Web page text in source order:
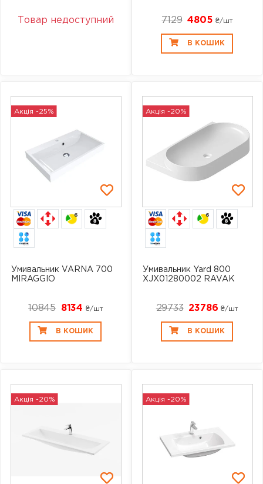
Товар недоступний 7129 4805 ₴/шт
В КОШИК
Акція -25%
6
Умивальник VARNA 700
MIRAGGIO
10845 8134 ₴/шт
В КОШИК
Акція -20%
6
Умивальник Yard 800
XJX01280002 RAVAK
29733 23786₴/шт
В КОШИК
Акція -20% Акція -20%